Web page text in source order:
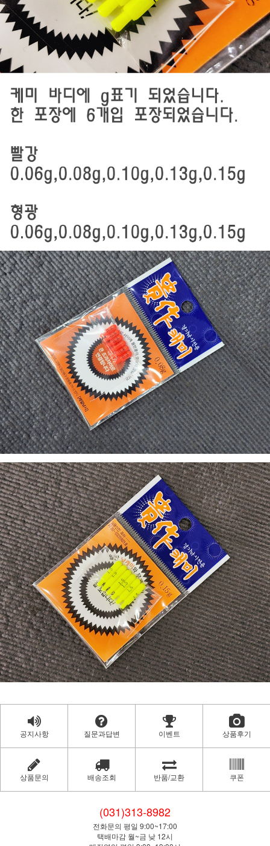
공지사항 질문과답변 이벤트 상품후기
상품문의 배송조회 반품/교환 쿠폰
(031)313-8982
전화문의 평일 9:00~17:00
택배마감 월~금 낮 12시